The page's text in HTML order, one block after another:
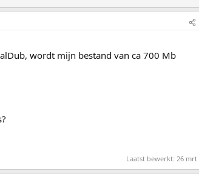
wordt mijn bestand van ca 700 Mb
Laatst bewerkt: 26 mrt